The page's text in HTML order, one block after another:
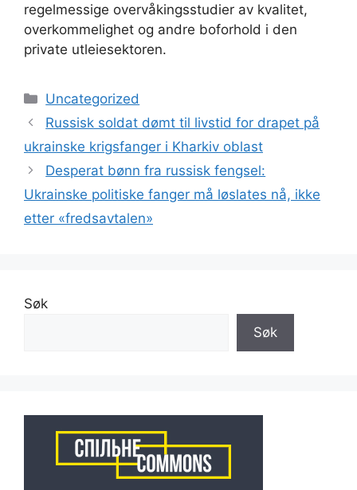
regelmessige overvåkingsstudier av kvalitet,
overkommelighet og andre boforhold i den
private utleiesektoren.
Kategorier
Uncategorized
Russisk soldat dømt til livstid for drapet på
ukrainske krigsfanger i Kharkiv oblast
Desperat bønn fra russisk fengsel:
Ukrainske politiske fanger må løslates nå, ikke
etter «fredsavtalen»
Søk
Søk